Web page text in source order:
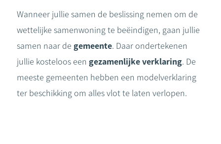
Wanneer jullie samen de beslissing nemen om de
wettelijke samenwoning te beëindigen, gaan jullie
samen naar de gemeente. Daar ondertekenen
jullie kosteloos een gezamenlijke verklaring. De
meeste gemeenten hebben een modelverklaring
ter beschikking om alles vlot te laten verlopen.